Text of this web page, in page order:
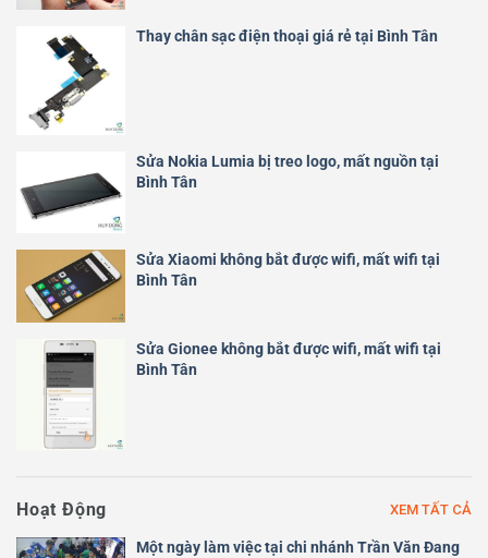
Thay chân sạc điện thoại giá rẻ tại Bình Tân
Sửa Nokia Lumia bị treo logo, mất nguồn tại
Bình Tân
Sửa Xiaomi không bắt được wifi, mất wifi tại
Bình Tân
Sửa Gionee không bắt được wifi, mất wifi tại
Bình Tân
Hoạt Động XEM TẤT CẢ
Một ngày làm việc tại chi nhánh Trần Văn Đang